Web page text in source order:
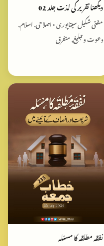
دیکھنا تقریر کی لذت جلد 02
مفتی شکیل سیتاپوری • اصلاحی, اسلام,
دعوت و تبلیغ, متفرق
نفقہ مطلقہ کا مسئلہ